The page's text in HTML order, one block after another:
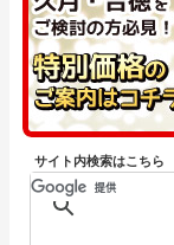
サイト内検索はこちら